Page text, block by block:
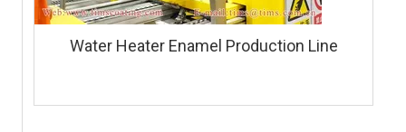
Water Heater Enamel Production Line